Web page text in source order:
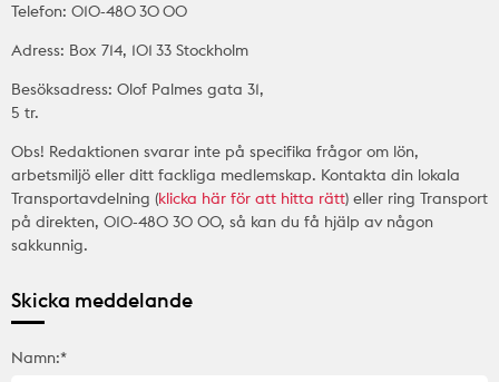
Telefon: 010-480 30 00
Adress: Box 714, 101 33 Stockholm
Besöksadress: Olof Palmes gata 31,
5 tr.
Obs! Redaktionen svarar inte på specifika frågor om lön,
arbetsmiljö eller ditt fackliga medlemskap. Kontakta din lokala
Transportavdelning (klicka här för att hitta rätt) eller ring Transport
på direkten, 010-480 30 00, så kan du få hjälp av någon
sakkunnig.
Skicka meddelande
Namn:*